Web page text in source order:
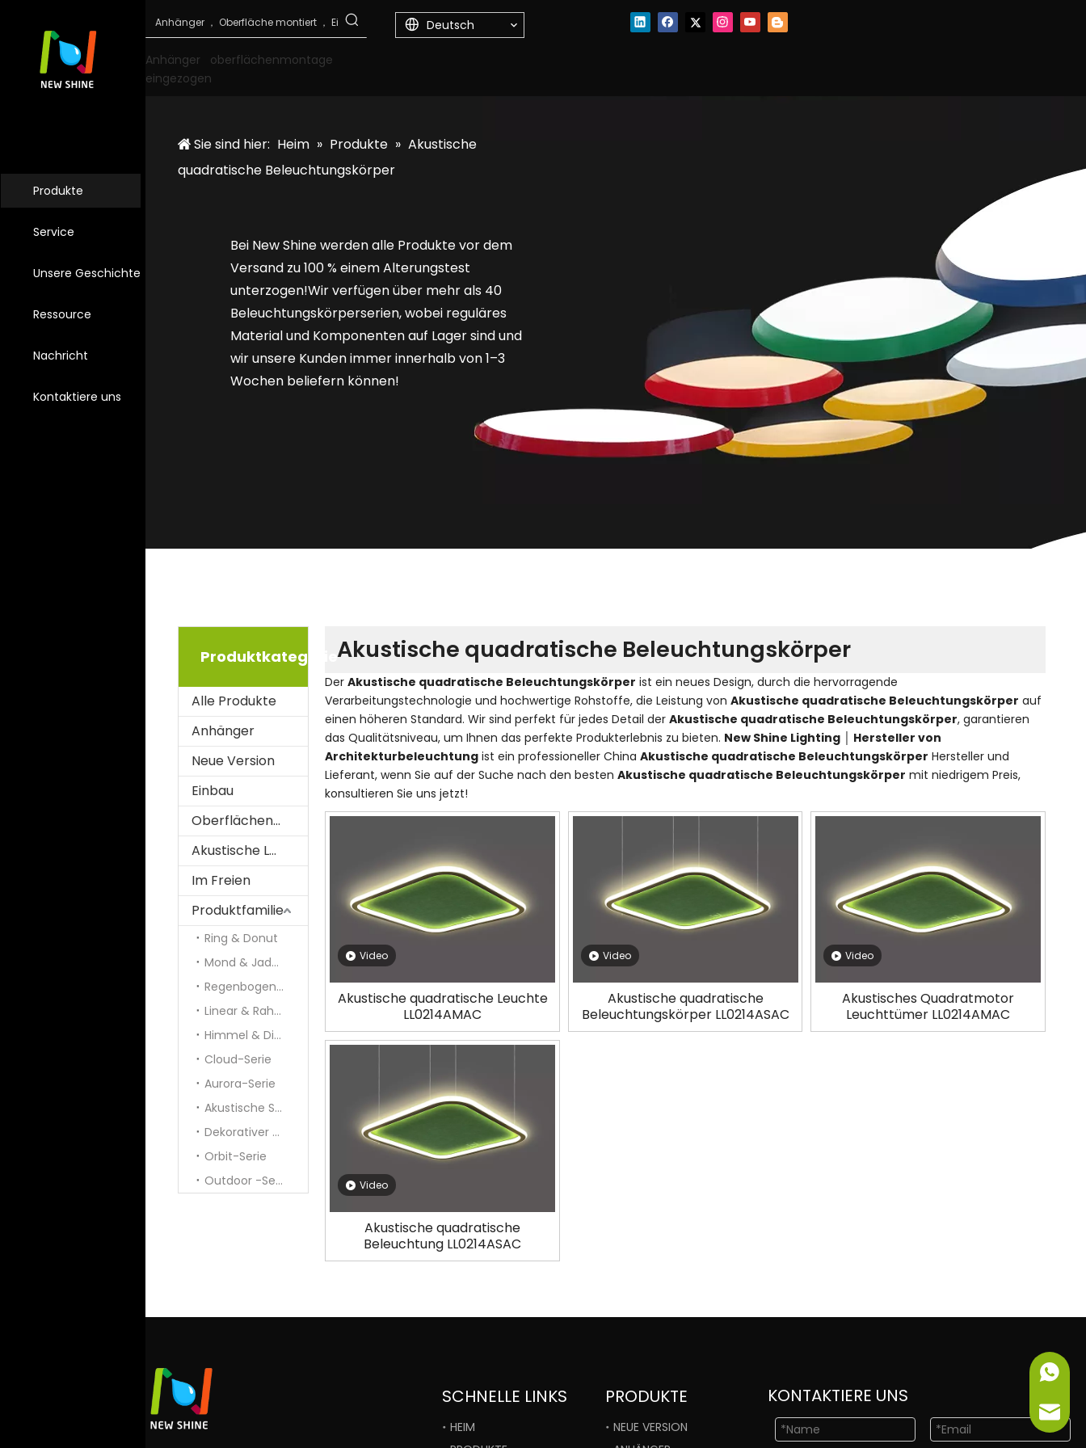
Anhänger
oberflächenmontage
eingezogen
Deutsch
Produkte
Service
Unsere Geschichte
Ressource
Nachricht
Kontaktiere uns
Sie sind hier: Heim » Produkte » Akustische
quadratische Beleuchtungskörper
Bei New Shine werden alle Produkte vor dem
Versand zu 100 % einem Alterungstest
unterzogen!Wir verfügen über mehr als 40
Beleuchtungskörperserien, wobei reguläres
Material und Komponenten auf Lager sind und
wir unsere Kunden immer innerhalb von 1–3
Wochen beliefern können!
Produktkategorie
Alle Produkte
Anhänger
Neue Version
Einbau
Oberflächenmontiert
Akustische Lösung
Im Freien
Produktfamilie
Ring & Donut
Mond & Jade & Panel
Regenbogen und Galaxie
Linear & Rahmen
Himmel & Diamant
Cloud-Serie
Aurora-Serie
Akustische Serie
Dekorativer Anhänger
Orbit-Serie
Outdoor -Serie
Akustische quadratische Beleuchtungskörper
DerAkustische quadratische Beleuchtungskörper ist ein neues Design, durch die hervorragende
Verarbeitungstechnologie und hochwertige Rohstoffe, die Leistung vonAkustische quadratische Beleuchtungskörper auf
einen höheren Standard. Wir sind perfekt für jedes Detail derAkustische quadratische Beleuchtungskörper, garantieren
das Qualitätsniveau, um Ihnen das perfekte Produkterlebnis zu bieten. New Shine Lighting │ Hersteller von
Architekturbeleuchtung ist ein professioneller ChinaAkustische quadratische Beleuchtungskörper Hersteller und
Lieferant, wenn Sie auf der Suche nach den bestenAkustische quadratische Beleuchtungskörper mit niedrigem Preis,
konsultieren Sie uns jetzt!
Video
Akustische quadratische Leuchte
LL0214AMAC
Video
Akustische quadratische
Beleuchtungskörper LL0214ASAC
Video
Akustisches Quadratmotor
Leuchttümer LL0214AMAC
Video
Akustische quadratische
Beleuchtung LL0214ASAC
+86-
SCHNELLE LINKS
HEIM
PRODUKTE
NEUE VERSION
KONTAKTIERE UNS